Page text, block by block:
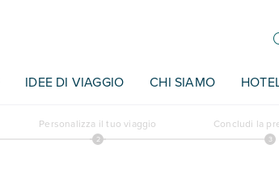
IDEE DI VIAGGIO CHI SIAMO
Personalizza il tuo viaggio Concludi la